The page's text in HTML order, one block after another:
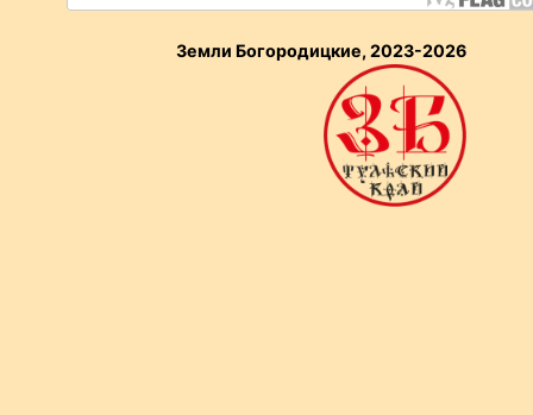
Земли Богородицкие, 2023-2026